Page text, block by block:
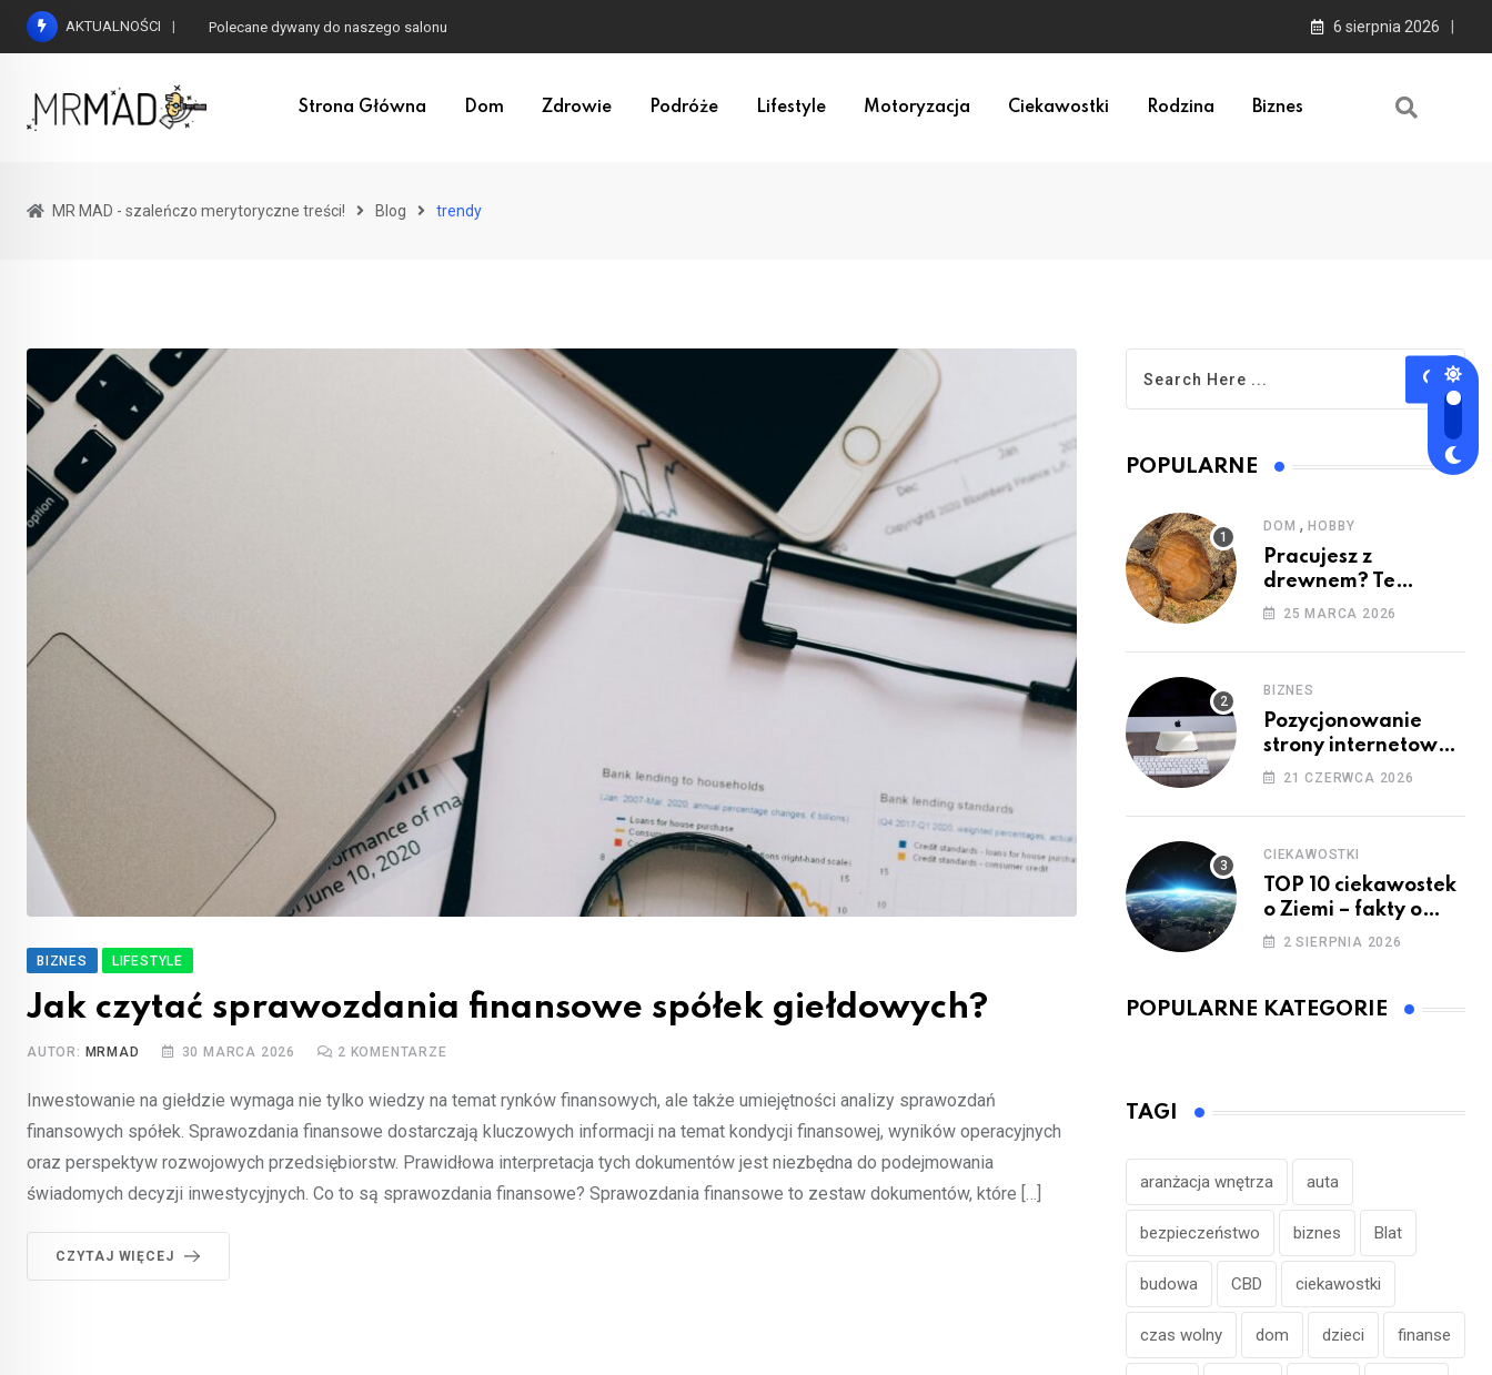
Przejdź
AKTUALNOŚCI Co to jest detoks i jak przeprowadzić go bezpiecznie? 6 sierpnia 2026
Strona Główna Dom Zdrowie Podróże Lifestyle Motoryzacja Ciekawostki Rodzina Biznes
MR MAD - szaleńczo merytoryczne treści! Blog trendy
BIZNES LIFESTYLE
Jak czytać sprawozdania finansowe spółek giełdowych?
AUTOR: MRMAD 30 MARCA 2026 2 KOMENTARZE
Inwestowanie na giełdzie wymaga nie tylko wiedzy na temat rynków finansowych, ale także umiejętności analizy sprawozdań
finansowych spółek. Sprawozdania finansowe dostarczają kluczowych informacji na temat kondycji finansowej, wyników operacyjnych
oraz perspektyw rozwojowych przedsiębiorstw. Prawidłowa interpretacja tych dokumentów jest niezbędna do podejmowania
świadomych decyzji inwestycyjnych. Co to są sprawozdania finansowe? Sprawozdania finansowe to zestaw dokumentów, które […]
CZYTAJ WIĘCEJ
POPULARNE
DOM ,HOBBY
Pracujesz z
drewnem? Te
maszyny mogą Ci się
25 MARCA 2026
BIZNES
Pozycjonowanie
strony internetowej
przez agencję SEO
21 CZERWCA 2026
CIEKAWOSTKI
TOP 10 ciekawostek
o Ziemi – fakty o
których nie
2 SIERPNIA 2026
POPULARNE KATEGORIE
TAGI
aranżacja wnętrza auta
bezpieczeństwo biznes Blat
budowa CBD ciekawostki
czas wolny dom dzieci finanse